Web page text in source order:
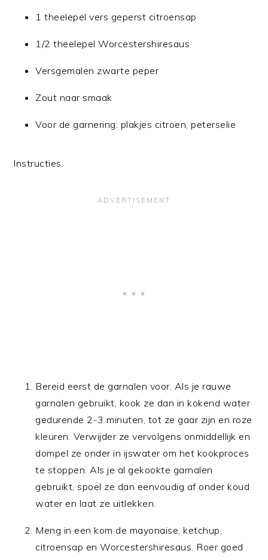
1 theelepel vers geperst citroensap
1/2 theelepel Worcestershiresaus
Versgemalen zwarte peper
Zout naar smaak
Voor de garnering: plakjes citroen, peterselie
Instructies:
Bereid eerst de garnalen voor. Als je rauwe
garnalen gebruikt, kook ze dan in kokend water
gedurende 2-3 minuten, tot ze gaar zijn en roze
kleuren. Verwijder ze vervolgens onmiddellijk en
dompel ze onder in ijswater om het kookproces
te stoppen. Als je al gekookte garnalen
gebruikt, spoel ze dan eenvoudig af onder koud
water en laat ze uitlekken.
Meng in een kom de mayonaise, ketchup,
citroensap en Worcestershiresaus. Roer goed